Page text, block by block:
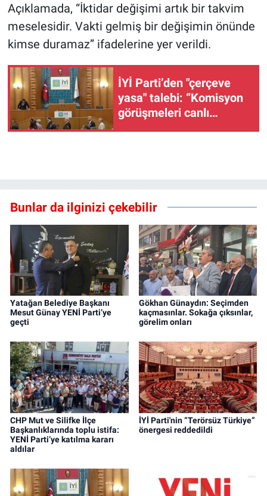
Açıklamada, “İktidar değişimi artık bir takvim
meselesidir. Vakti gelmiş bir değişimin önünde
kimse duramaz” ifadelerine yer verildi.
İYİ Parti’den "çerçeve
yasa" talebi: “Komisyon
görüşmeleri canlı
Bunlar da ilginizi çekebilir
Yatağan Belediye Başkanı
Mesut Günay YENİ Parti’ye
geçti
Gökhan Günaydın: Seçimden
kaçmasınlar. Sokağa çıksınlar,
görelim onları
CHP Mut ve Silifke İlçe
Başkanlıklarında toplu istifa:
YENİ Parti’ye katılma kararı
aldılar
İYİ Parti'nin “Terörsüz Türkiye”
önergesi reddedildi